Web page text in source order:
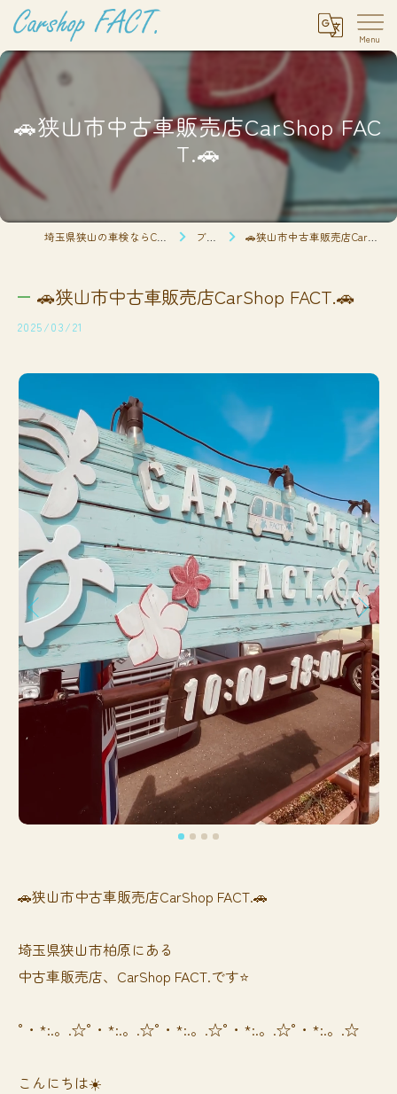
🚗狭山市中古車販売店CarShop FAC
T.🚗
ブログ 🚗狭山市中古車販売店CarShop FACT.🚗
🚗狭山市中古車販売店CarShop FACT.🚗
2025/03/21
🚗狭山市中古車販売店CarShop FACT.🚗
埼玉県狭山市柏原にある
中古車販売店、CarShop FACT.です⭐️
°・*:.。.☆°・*:.。.☆°・*:.。.☆°・*:.。.☆°・*:.。.☆
こんにちは☀️